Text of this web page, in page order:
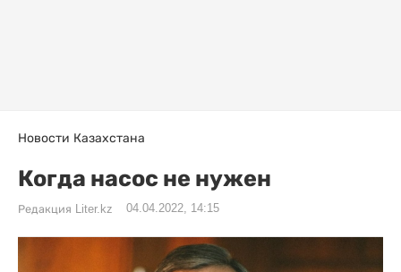
Новости Казахстана
Когда насос не нужен
Редакция Liter.kz 04.04.2022, 14:15